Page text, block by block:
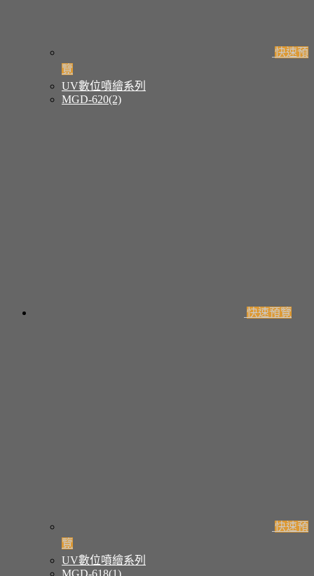
快速預
覽
UV數位噴繪系列
MGD-620(2)
快速預覽
快速預
覽
UV數位噴繪系列
MGD-618(1)